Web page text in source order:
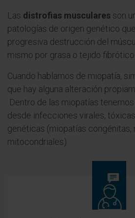
Las distrofias musculares son
patologías de origen genético
progresiva destrucción del
mismo por grasa o tejido
Cuando hablamos de miopatía,
que hay alguna alteración
Dentro de las miopatías
desde infecciones virales,
genéticas (miopatías congénitas,
mitocondriales).